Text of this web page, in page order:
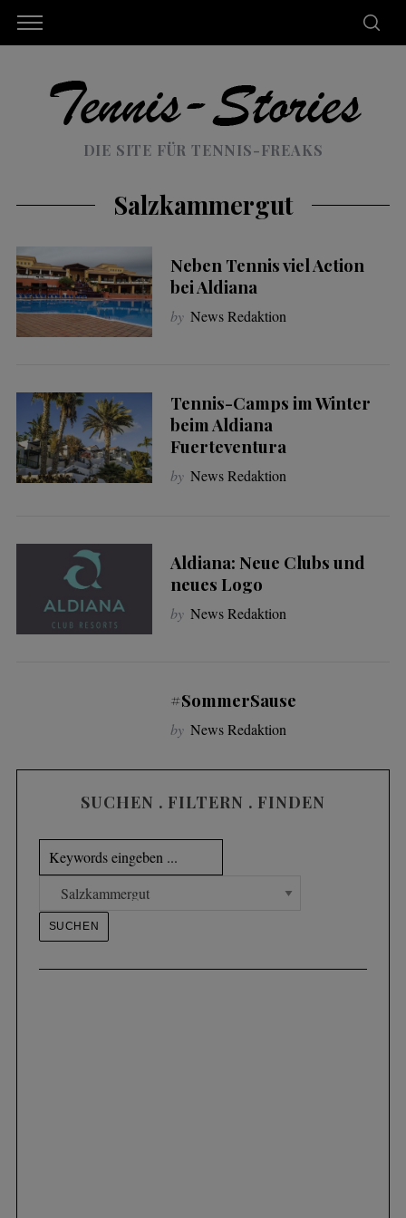
DIE SITE FÜR TENNIS-FREAKS
Salzkammergut
Neben Tennis viel Action
bei Aldiana
by News Redaktion
Tennis-Camps im Winter
beim Aldiana
Fuerteventura
by News Redaktion
Aldiana: Neue Clubs und
neues Logo
by News Redaktion
#SommerSause
by News Redaktion
SUCHEN . FILTERN . FINDEN